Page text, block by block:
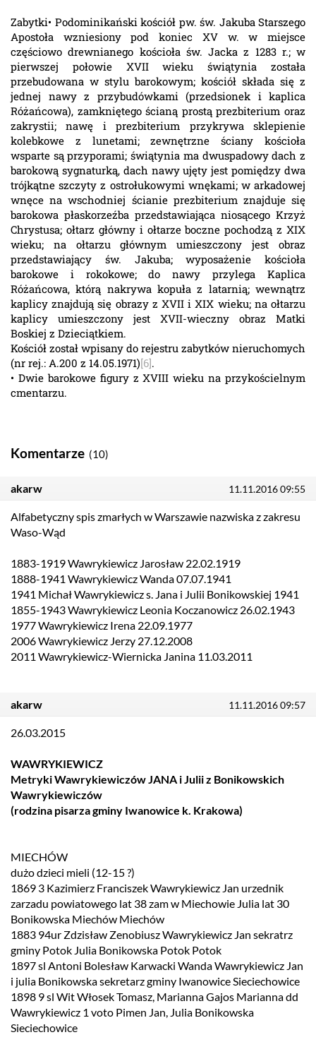
Zabytki• Podominikański kościół pw. św. Jakuba Starszego
Apostoła wzniesiony pod koniec XV w. w miejsce
częściowo drewnianego kościoła św. Jacka z 1283 r.; w
pierwszej połowie XVII wieku świątynia została
przebudowana w stylu barokowym; kościół składa się z
jednej nawy z przybudówkami (przedsionek i kaplica
Różańcowa), zamkniętego ścianą prostą prezbiterium oraz
zakrystii; nawę i prezbiterium przykrywa sklepienie
kolebkowe z lunetami; zewnętrzne ściany kościoła
wsparte są przyporami; świątynia ma dwuspadowy dach z
barokową sygnaturką, dach nawy ujęty jest pomiędzy dwa
trójkątne szczyty z ostrołukowymi wnękami; w arkadowej
wnęce na wschodniej ścianie prezbiterium znajduje się
barokowa płaskorzeźba przedstawiająca niosącego Krzyż
Chrystusa; ołtarz główny i ołtarze boczne pochodzą z XIX
wieku; na ołtarzu głównym umieszczony jest obraz
przedstawiający św. Jakuba; wyposażenie kościoła
barokowe i rokokowe; do nawy przylega Kaplica
Różańcowa, którą nakrywa kopuła z latarnią; wewnątrz
kaplicy znajdują się obrazy z XVII i XIX wieku; na ołtarzu
kaplicy umieszczony jest XVII-wieczny obraz Matki
Boskiej z Dzieciątkiem.
Kościół został wpisany do rejestru zabytków nieruchomych
(nr rej.: A.200 z 14.05.1971)[6].
• Dwie barokowe figury z XVIII wieku na przykościelnym
cmentarzu.
Komentarze (10)
akarw 11.11.2016 09:55
Alfabetyczny spis zmarłych w Warszawie nazwiska z zakresu
Waso-Wąd
1883-1919 Wawrykiewicz Jarosław 22.02.1919
1888-1941 Wawrykiewicz Wanda 07.07.1941
1941 Michał Wawrykiewicz s. Jana i Julii Bonikowskiej 1941
1855-1943 Wawrykiewicz Leonia Koczanowicz 26.02.1943
1977 Wawrykiewicz Irena 22.09.1977
2006 Wawrykiewicz Jerzy 27.12.2008
2011 Wawrykiewicz-Wiernicka Janina 11.03.2011
akarw 11.11.2016 09:57
26.03.2015
WAWRYKIEWICZ
Metryki Wawrykiewiczów JANA i Julii z Bonikowskich
Wawrykiewiczów
(rodzina pisarza gminy Iwanowice k. Krakowa)
MIECHÓW
dużo dzieci mieli (12-15 ?)
1869 3 Kazimierz Franciszek Wawrykiewicz Jan urzednik
zarzadu powiatowego lat 38 zam w Miechowie Julia lat 30
Bonikowska Miechów Miechów
1883 94ur Zdzisław Zenobiusz Wawrykiewicz Jan sekratrz
gminy Potok Julia Bonikowska Potok Potok
1897 sl Antoni Bolesław Karwacki Wanda Wawrykiewicz Jan
i julia Bonikowska sekretarz gminy Iwanowice Sieciechowice
1898 9 sl Wit Włosek Tomasz, Marianna Gajos Marianna dd
Wawrykiewicz 1 voto Pimen Jan, Julia Bonikowska
Sieciechowice